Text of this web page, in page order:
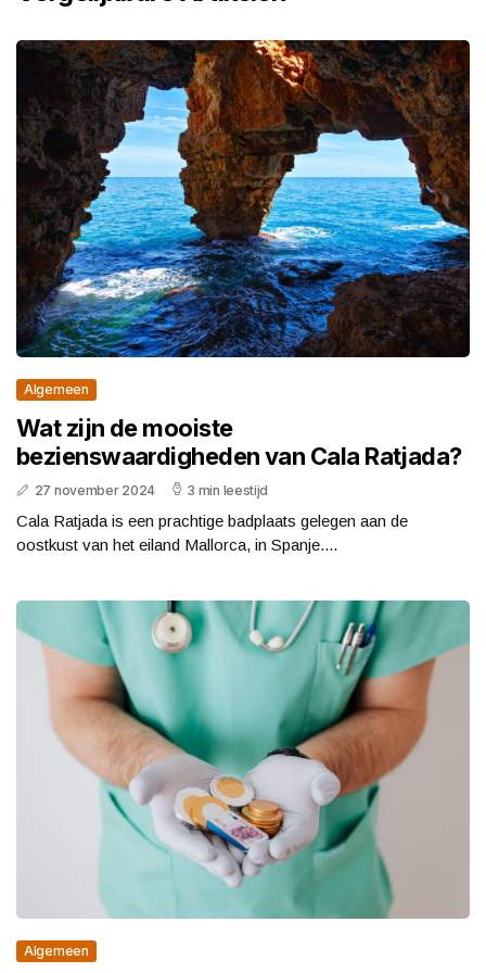
Algemeen
Wat zijn de mooiste
bezienswaardigheden van Cala Ratjada?
27 november 2024 3 min leestijd
Cala Ratjada is een prachtige badplaats gelegen aan de
oostkust van het eiland Mallorca, in Spanje....
Algemeen